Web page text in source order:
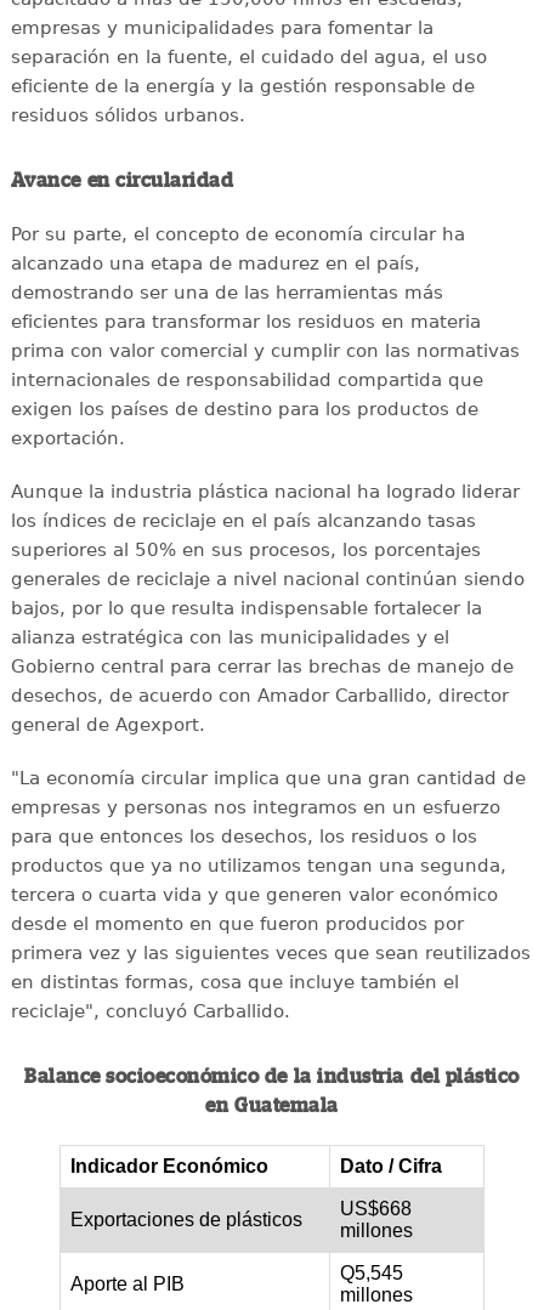
empresas y municipalidades para fomentar la
separación en la fuente, el cuidado del agua, el uso
eficiente de la energía y la gestión responsable de
residuos sólidos urbanos.
Avance en circularidad
Por su parte, el concepto de economía circular ha
alcanzado una etapa de madurez en el país,
demostrando ser una de las herramientas más
eficientes para transformar los residuos en materia
prima con valor comercial y cumplir con las normativas
internacionales de responsabilidad compartida que
exigen los países de destino para los productos de
exportación.
Aunque la industria plástica nacional ha logrado liderar
los índices de reciclaje en el país alcanzando tasas
superiores al 50% en sus procesos, los porcentajes
generales de reciclaje a nivel nacional continúan siendo
bajos, por lo que resulta indispensable fortalecer la
alianza estratégica con las municipalidades y el
Gobierno central para cerrar las brechas de manejo de
desechos, de acuerdo con Amador Carballido, director
general de Agexport.
"La economía circular implica que una gran cantidad de
empresas y personas nos integramos en un esfuerzo
para que entonces los desechos, los residuos o los
productos que ya no utilizamos tengan una segunda,
tercera o cuarta vida y que generen valor económico
desde el momento en que fueron producidos por
primera vez y las siguientes veces que sean reutilizados
en distintas formas, cosa que incluye también el
reciclaje", concluyó Carballido.
Balance socioeconómico de la industria del plástico
en Guatemala
Indicador Económico Dato / Cifra
Exportaciones de plásticos
US$668
millones
Aporte al PIB
Q5,545
millones